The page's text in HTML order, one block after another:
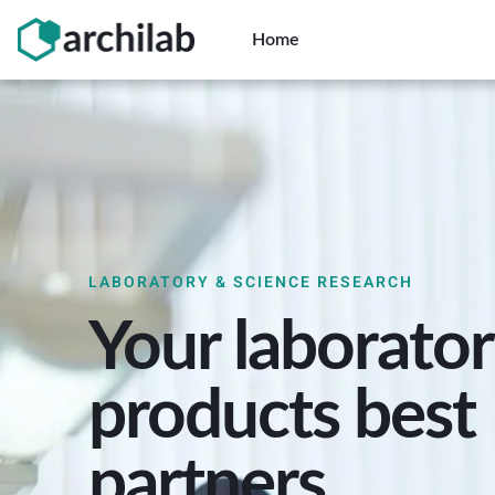
Skip
content
Home
LABORATORY & SCIENCE RESEARCH
Your
products best